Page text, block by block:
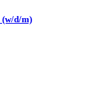
(w/d/m)